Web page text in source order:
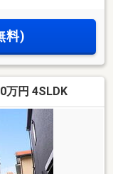
料)
万円 4SLDK